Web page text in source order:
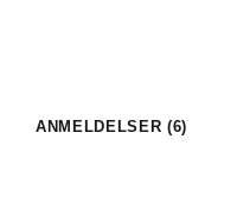
ANMELDELSER (6)